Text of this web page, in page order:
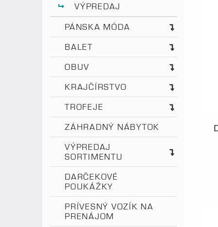
VÝPREDAJ
PÁNSKA MÓDA
BALET
OBUV
KRAJČÍRSTVO
TROFEJE
ZÁHRADNÝ NÁBYTOK
VÝPREDAJ
SORTIMENTU
DARČEKOVÉ
POUKÁŽKY
PRÍVESNÝ VOZÍK NA
PRENÁJOM